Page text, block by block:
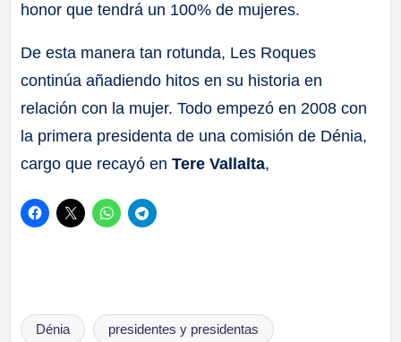
honor que tendrá un 100% de mujeres.
De esta manera tan rotunda, Les Roques
continúa añadiendo hitos en su historia en
relación con la mujer. Todo empezó en 2008 con
la primera presidenta de una comisión de Dénia,
cargo que recayó enTere Vallalta,
Etiquetas:
Dénia presidentes y presidentas